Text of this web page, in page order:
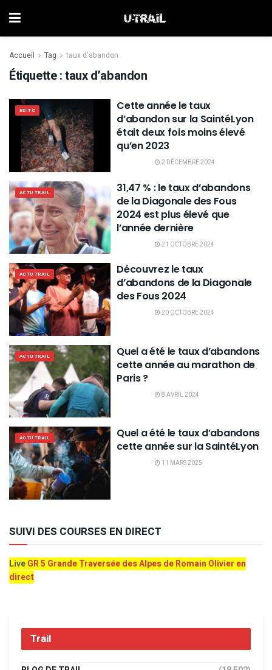
Accueil Tag taux d'abandon
Étiquette :taux d’abandon
EDITO
Cette année le taux
d’abandon sur la SaintéLyon
était deux fois moins élevé
qu’en 2023
2 DÉCEMBRE 2024
ACTU TRAIL
31,47 % : le taux d’abandons
de la Diagonale des Fous
2024 est plus élevé que
l’année dernière
21 OCTOBRE 2024
ACTU TRAIL
Découvrez le taux
d’abandons de la Diagonale
des Fous 2024
20 OCTOBRE 2024
ACTU TRAIL
Quel a été le taux d’abandons
cette année au marathon de
Paris ?
8 AVRIL 2024
ACTU TRAIL
Quel a été le taux d’abandons
cette année sur la SaintéLyon
11 MARS 2025
SUIVI DES COURSES EN DIRECT
LiveGR 5 Grande Traversée des Alpes de Romain Olivier en
direct
Trail